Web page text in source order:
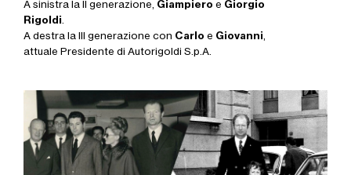
A sinistra la II generazione, Giampiero e Giorgio
Rigoldi.
A destra la III generazione con Carlo e Giovanni,
attuale Presidente di Autorigoldi S.p.A.